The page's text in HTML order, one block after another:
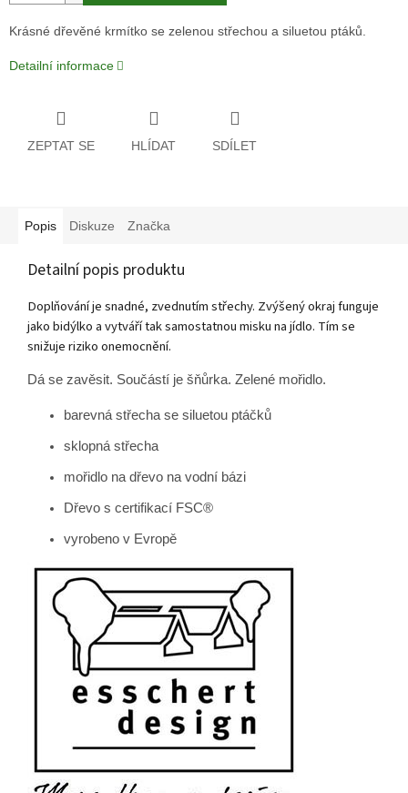
Krásné dřevěné krmítko se zelenou střechou a siluetou ptáků.
Detailní informace
ZEPTAT SE HLÍDAT SDÍLET
Popis Diskuze Značka
Detailní popis produktu
Doplňování je snadné, zvednutím střechy. Zvýšený okraj funguje
jako bidýlko a vytváří tak samostatnou misku na jídlo. Tím se
snižuje riziko onemocnění.
Dá se zavěsit. Součástí je šňůrka. Zelené mořidlo.
barevná střecha se siluetou ptáčků
sklopná střecha
mořidlo na dřevo na vodní bázi
Dřevo s certifikací FSC®
vyrobeno v Evropě